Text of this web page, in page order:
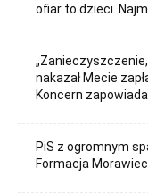
ofiar to dzieci.
nakazał Mecie
Koncern
PiS z ogromnym
Formacja